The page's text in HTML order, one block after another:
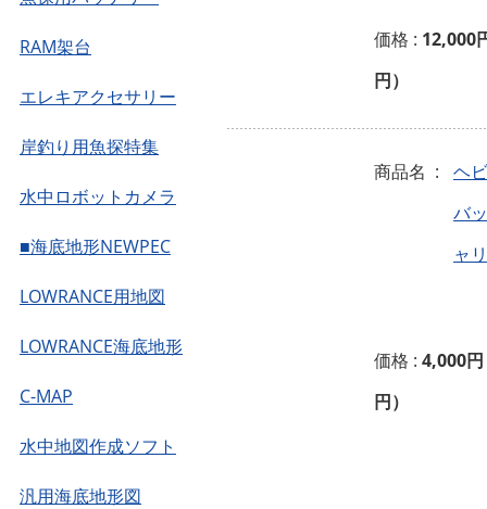
RAM架台
エレキアクセサリー
岸釣り用魚探特集
水中ロボットカメラ
■海底地形NEWPEC
LOWRANCE用地図
LOWRANCE海底地形
C-MAP
水中地図作成ソフト
汎用海底地形図
価格 : 12,000
円）
商品名 :
ヘ
バ
ャ
価格 : 4,000
円）